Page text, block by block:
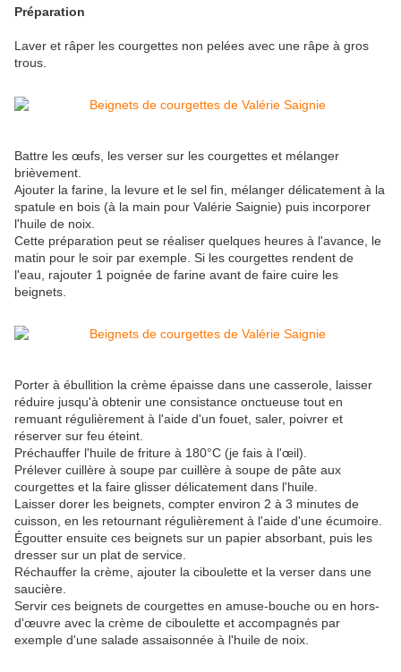
Préparation
Laver et râper les courgettes non pelées avec une râpe à gros
trous.
Battre les œufs, les verser sur les courgettes et mélanger
brièvement.
Ajouter la farine, la levure et le sel fin, mélanger délicatement à la
spatule en bois (à la main pour Valérie Saignie) puis incorporer
l'huile de noix.
Cette préparation peut se réaliser quelques heures à l'avance, le
matin pour le soir par exemple. Si les courgettes rendent de
l'eau, rajouter 1 poignée de farine avant de faire cuire les
beignets.
Porter à ébullition la crème épaisse dans une casserole, laisser
réduire jusqu'à obtenir une consistance onctueuse tout en
remuant régulièrement à l'aide d'un fouet, saler, poivrer et
réserver sur feu éteint.
Préchauffer l'huile de friture à 180°C (je fais à l'œil).
Prélever cuillère à soupe par cuillère à soupe de pâte aux
courgettes et la faire glisser délicatement dans l'huile.
Laisser dorer les beignets, compter environ 2 à 3 minutes de
cuisson, en les retournant régulièrement à l'aide d'une écumoire.
Égoutter ensuite ces beignets sur un papier absorbant, puis les
dresser sur un plat de service.
Réchauffer la crème, ajouter la ciboulette et la verser dans une
saucière.
Servir ces beignets de courgettes en amuse-bouche ou en hors-
d'œuvre avec la crème de ciboulette et accompagnés par
exemple d'une salade assaisonnée à l'huile de noix.